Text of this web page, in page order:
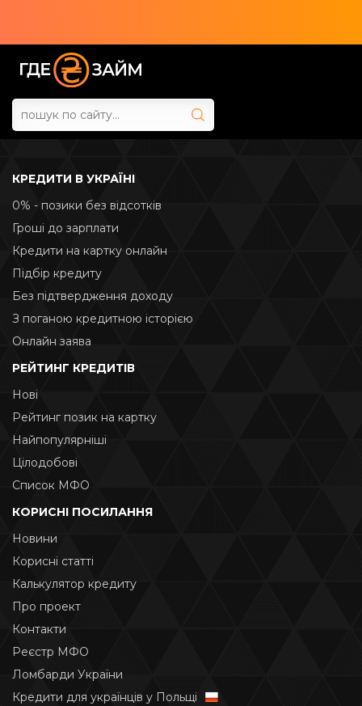
КРЕДИТИ В УКРАЇНІ
0% - позики без відсотків
Гроші до зарплати
Кредити на картку онлайн
Підбір кредиту
Без підтвердження доходу
З поганою кредитною історією
Онлайн заява
РЕЙТИНГ КРЕДИТІВ
Нові
Рейтинг позик на картку
Найпопулярніші
Цілодобові
Список МФО
КОРИСНІ ПОСИЛАННЯ
Новини
Корисні статті
Калькулятор кредиту
Про проект
Контакти
Реєстр МФО
Ломбарди України
Кредити для українців у Польщі